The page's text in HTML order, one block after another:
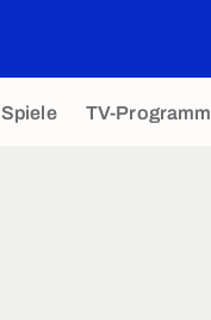
Spiele TV-Programm